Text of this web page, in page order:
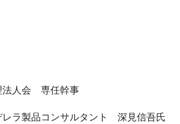
法人会 専任幹事
ラ製品コンサルタント 深見信吾氏